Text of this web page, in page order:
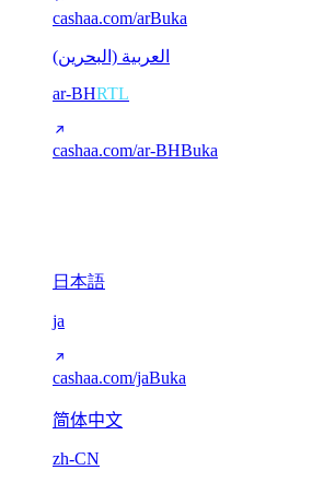
cashaa.com/arBuka
العربية (البحرين)
ar-BHRTL
cashaa.com/ar-BHBuka
日本語
ja
cashaa.com/jaBuka
简体中文
zh-CN